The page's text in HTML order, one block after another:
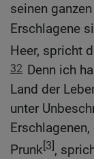
seinen
Erschlagene
Heer, spricht
32 Denn ich
Land der
unter
Prunk[3],